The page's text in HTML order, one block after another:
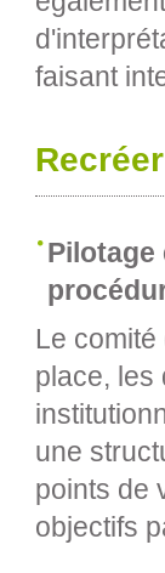
faisant
Pilotage
Le
place, les
une
points de
objectifs